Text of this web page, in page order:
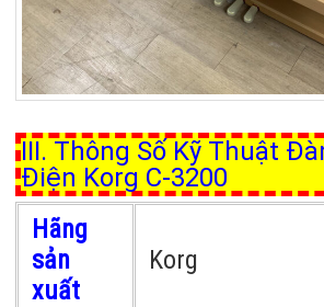
III. Thông Số Kỹ Thuật
Điện Korg C-3200
Hãng
sản
xuất
Korg